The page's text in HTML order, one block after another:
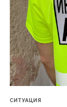
СИТУАЦИЯ